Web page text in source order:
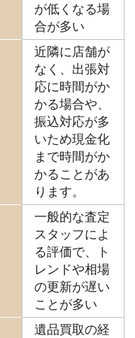
が低くなる場
合が多い
近隣に店舗が
なく、出張対
応に時間がか
かる場合や、
振込対応が多
いため現金化
まで時間がか
かることがあ
ります。
一般的な査定
スタッフによ
る評価で、ト
レンドや相場
の更新が遅い
ことが多い
遺品買取の経